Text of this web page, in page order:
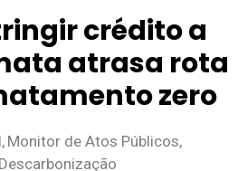
crédito a
atrasa rota
zero
, Monitor de Atos Públicos,